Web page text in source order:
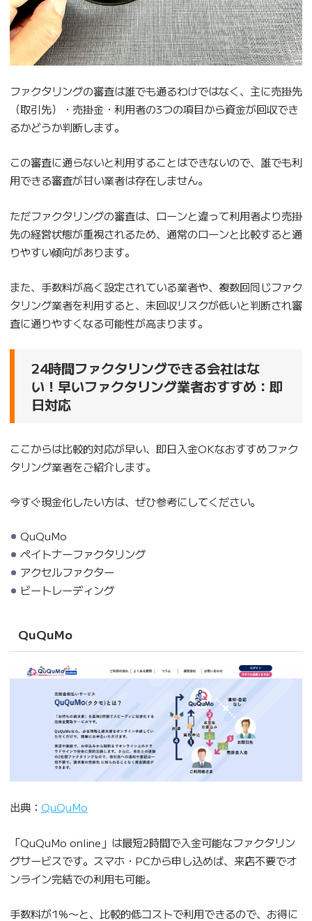
ファクタリングの審査は誰でも通るわけではなく、主に売掛先
（取引先）・売掛金・利用者の3つの項目から資金が回収でき
るかどうか判断します。
この審査に通らないと利用することはできないので、誰でも利
用できる審査が甘い業者は存在しません。
ただファクタリングの審査は、ローンと違って利用者より売掛
先の経営状態が重視されるため、通常のローンと比較すると通
りやすい傾向があります。
また、手数料が高く設定されている業者や、複数回同じファク
タリング業者を利用すると、未回収リスクが低いと判断され審
査に通りやすくなる可能性が高まります。
24時間ファクタリングできる会社はな
い！早いファクタリング業者おすすめ：即
日対応
ここからは比較的対応が早い、即日入金OKなおすすめファク
タリング業者をご紹介します。
今すぐ現金化したい方は、ぜひ参考にしてください。
QuQuMo
ペイトナーファクタリング
アクセルファクター
ビートレーディング
QuQuMo
出典： QuQuMo
「QuQuMo online」は最短2時間で入金可能なファクタリン
グサービスです。スマホ・PCから申し込めば、来店不要でオ
ンライン完結での利用も可能。
手数料が1%〜と、比較的低コストで利用できるので、お得に